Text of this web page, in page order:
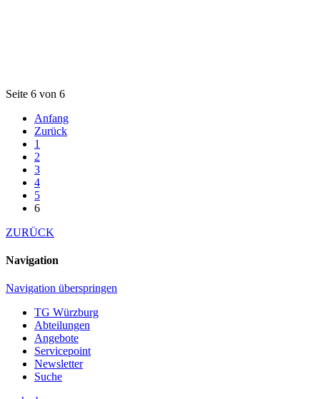
Seite 6 von 6
Anfang
Zurück
1
2
3
4
5
6
ZURÜCK
Navigation
Navigation überspringen
TG Würzburg
Abteilungen
Angebote
Servicepoint
Newsletter
Suche